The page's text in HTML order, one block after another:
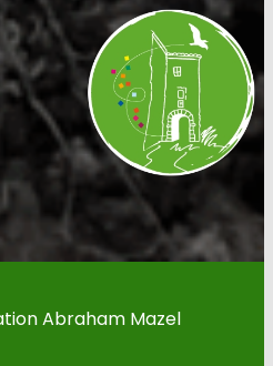
Abraham Mazel